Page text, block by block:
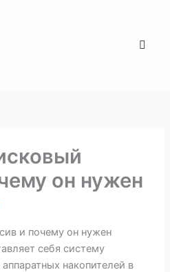
он нужен
и почему он нужен
себя систему
накопителей в